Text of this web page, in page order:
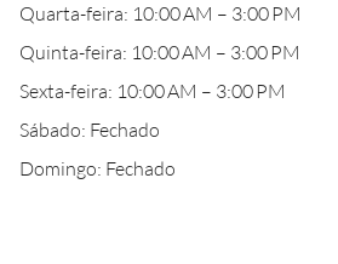
Quarta-feira: 10:00 AM – 3:00 PM
Quinta-feira: 10:00 AM – 3:00 PM
Sexta-feira: 10:00 AM – 3:00 PM
Sábado: Fechado
Domingo: Fechado